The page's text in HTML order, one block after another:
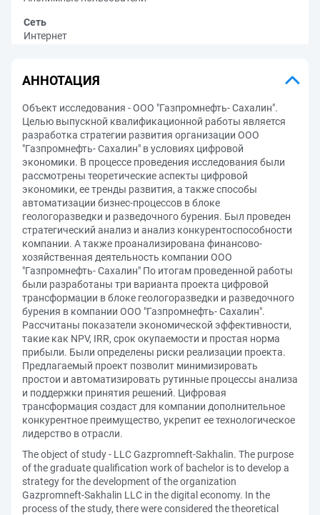
Сеть
Интернет
АННОТАЦИЯ
Объект исследования - ООО "Газпромнефть- Сахалин".
Целью выпускной квалификационной работы является
разработка стратегии развития организации ООО
"Газпромнефть- Сахалин" в условиях цифровой
экономики. В процессе проведения исследования были
рассмотрены теоретические аспекты цифровой
экономики, ее тренды развития, а также способы
автоматизации бизнес-процессов в блоке
геологоразведки и разведочного бурения. Был проведен
стратегический анализ и анализ конкурентоспособности
компании. А также проанализирована финансово-
хозяйственная деятельность компании ООО
"Газпромнефть- Сахалин" По итогам проведенной работы
были разработаны три варианта проекта цифровой
трансформации в блоке геологоразведки и разведочного
бурения в компании ООО "Газпромнефть- Сахалин".
Рассчитаны показатели экономической эффективности,
такие как NPV, IRR, срок окупаемости и простая норма
прибыли. Были определены риски реализации проекта.
Предлагаемый проект позволит минимизировать
простои и автоматизировать рутинные процессы анализа
и поддержки принятия решений. Цифровая
трансформация создаст для компании дополнительное
конкурентное преимущество, укрепит ее технологическое
лидерство в отрасли.
The object of study - LLC Gazpromneft-Sakhalin. The purpose
of the graduate qualification work of bachelor is to develop a
strategy for the development of the organization
Gazpromneft-Sakhalin LLC in the digital economy. In the
process of the study, there were considered the theoretical